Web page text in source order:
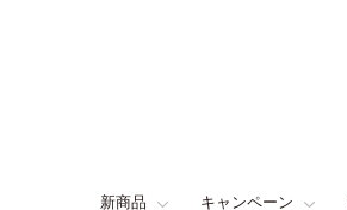
新商品 キャンペーン